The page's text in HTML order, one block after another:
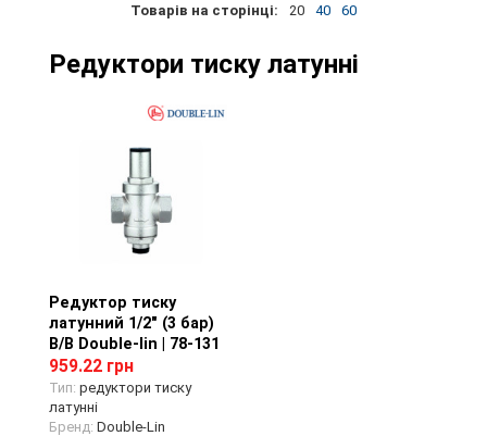
Товарів на сторінці: 20 40 60
Редуктори тиску латунні
Перегляд товару
Редуктор тиску
латунний 1/2" (3 бар)
В/В Double-lin | 78-131
959.22 грн
Тип: редуктори тиску
латунні
Бренд: Double-Lin